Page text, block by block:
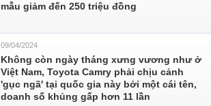
mẫu giảm đến 250 triệu đồng
09/04/2024
Không còn ngày tháng xưng vương như ở
Việt Nam, Toyota Camry phải chịu cảnh
'gục ngã' tại quốc gia này bởi một cái tên,
doanh số khủng gấp hơn 11 lần